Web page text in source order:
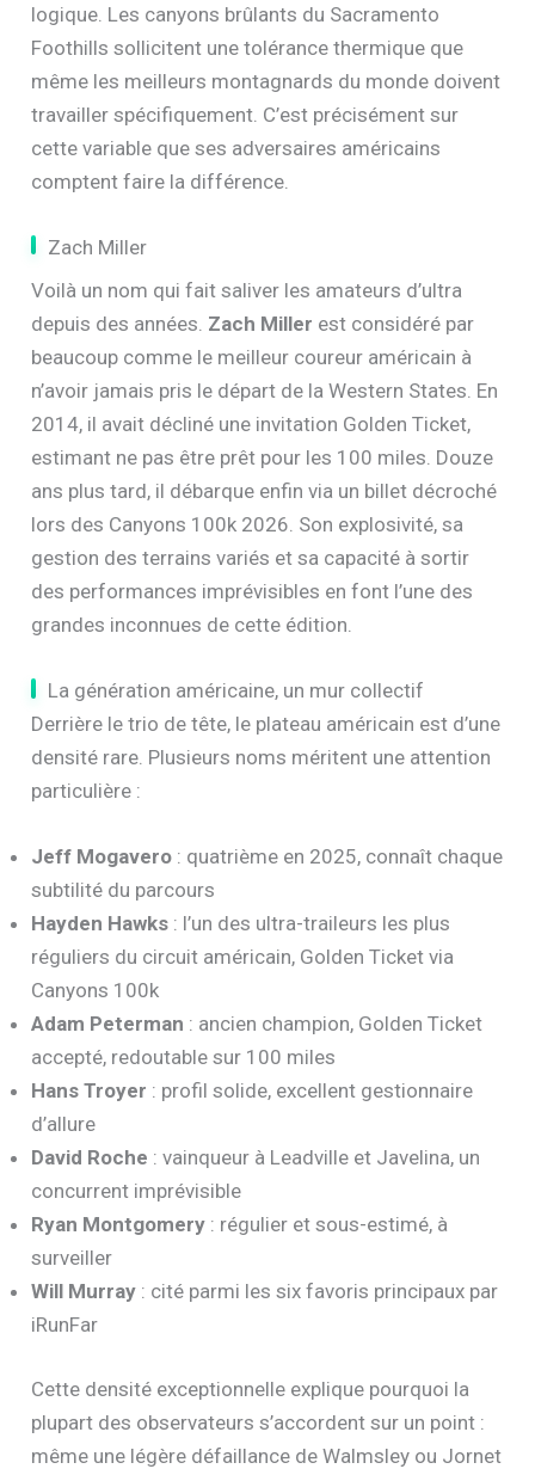
logique. Les canyons brûlants du Sacramento
Foothills sollicitent une tolérance thermique que
même les meilleurs montagnards du monde doivent
travailler spécifiquement. C’est précisément sur
cette variable que ses adversaires américains
comptent faire la différence.
Zach Miller
Voilà un nom qui fait saliver les amateurs d’ultra
depuis des années. Zach Miller est considéré par
beaucoup comme le meilleur coureur américain à
n’avoir jamais pris le départ de la Western States. En
2014, il avait décliné une invitation Golden Ticket,
estimant ne pas être prêt pour les 100 miles. Douze
ans plus tard, il débarque enfin via un billet décroché
lors des Canyons 100k 2026. Son explosivité, sa
gestion des terrains variés et sa capacité à sortir
des performances imprévisibles en font l’une des
grandes inconnues de cette édition.
La génération américaine, un mur collectif
Derrière le trio de tête, le plateau américain est d’une
densité rare. Plusieurs noms méritent une attention
particulière :
Jeff Mogavero : quatrième en 2025, connaît chaque
subtilité du parcours
Hayden Hawks : l’un des ultra-traileurs les plus
réguliers du circuit américain, Golden Ticket via
Canyons 100k
Adam Peterman : ancien champion, Golden Ticket
accepté, redoutable sur 100 miles
Hans Troyer : profil solide, excellent gestionnaire
d’allure
David Roche : vainqueur à Leadville et Javelina, un
concurrent imprévisible
Ryan Montgomery : régulier et sous-estimé, à
surveiller
Will Murray : cité parmi les six favoris principaux par
iRunFar
Cette densité exceptionnelle explique pourquoi la
plupart des observateurs s’accordent sur un point :
même une légère défaillance de Walmsley ou Jornet